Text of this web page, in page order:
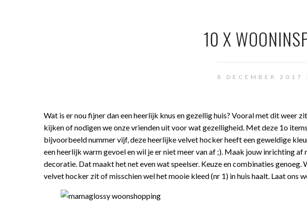
10 X
8 DECEMBER 2017
Wat is er nou fijner dan een heerlijk knus en gezellig huis? Vooral met dit weer
kijken of nodigen we onze vrienden uit voor wat gezelligheid. Met deze 1o
bijvoorbeeld nummer vijf, deze heerlijke velvet hocker heeft een geweldige
een heerlijk warm gevoel en wil je er niet meer van af ;). Maak jouw inrichting
decoratie. Dat maakt het net even wat speelser. Keuze en combinaties
velvet hocker zit of misschien wel het mooie kleed (nr 1) in huis haalt. Laat ons